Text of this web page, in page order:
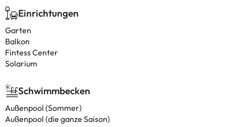
Einrichtungen
Garten
Balkon
Fintess Center
Solarium
Schwimmbecken
Außenpool (Sommer)
Außenpool (die ganze Saison)